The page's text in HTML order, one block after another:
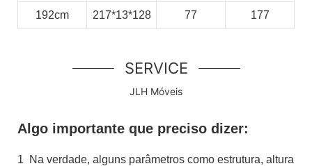
192cm 217*13*128 77 177
SERVICE
JLH Móveis
Algo importante que preciso dizer:
1
Na verdade, alguns parâmetros como estrutura, altura